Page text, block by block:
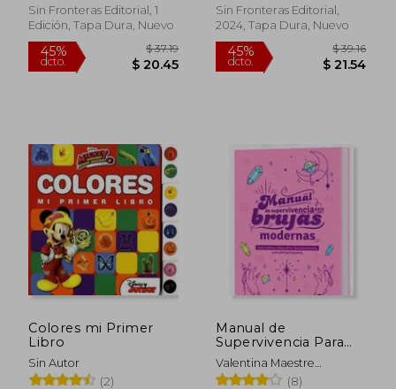
45% $ 41.12 45%
Sin Fronteras Editorial, 1
Edición, Tapa Dura, Nuevo
Sin Fronteras Editorial,
2024, Tapa Dura, Nuevo
Colores mi Primer
Libro
Sin Autor
(2)
Manual de
Supervivencia Para
Brujas Modernas
Valentina Maestre
Santamaría (8)